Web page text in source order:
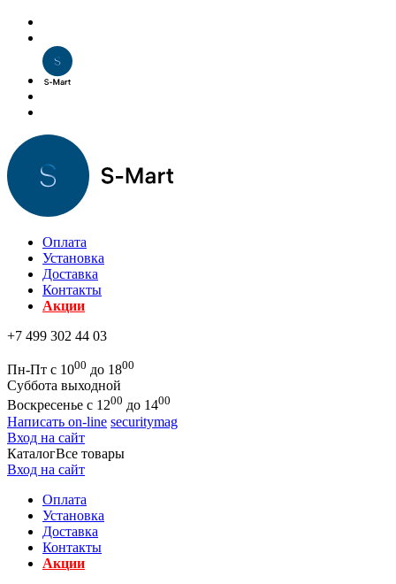
Оплата
Установка
Доставка
Контакты
Акции
+7 499 302 44 03
Пн-Пт с 1000 до 1800
Суббота выходной
Воскресенье с 1200 до 1400
Написать on-line securitymag
Вход на сайт
КаталогВсе товары
Вход на сайт
Оплата
Установка
Доставка
Контакты
Акции